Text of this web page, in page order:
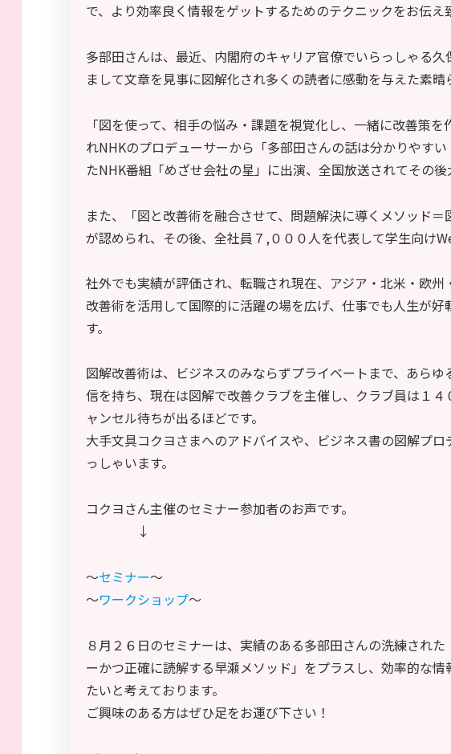
で、より効率良く情報をゲットするためのテクニックをお伝え
多部田さんは、最近、内閣府のキャリア官僚でいらっしゃる
まして文章を見事に図解化され多くの読者に感動を与えた素晴
「図を使って、相手の悩み・課題を視覚化し、一緒に改善策
れNHKのプロデューサーから「多部田さんの話は分かりやす
たNHK番組「めざせ会社の星」に出演、全国放送されてその後
また、「図と改善術を融合させて、問題解決に導くメソッド
が認められ、その後、全社員７,０００人を代表して学生向け
社外でも実績が評価され、転職され現在、アジア・北米・欧
改善術を活用して国際的に活躍の場を広げ、仕事でも人生が
す。
図解改善術は、ビジネスのみならずプライベートまで、あら
信を持ち、現在は図解で改善クラブを主催し、クラブ員は１
ャンセル待ちが出るほどです。
大手文具コクヨさまへのアドバイスや、ビジネス書の図解プ
っしゃいます。
コクヨさん主催のセミナー参加者のお声です。
↓
～セミナー～
～ワークショップ～
８月２６日のセミナーは、実績のある多部田さんの洗練され
ーかつ正確に読解する早瀬メソッド」をプラスし、効率的な
たいと考えております。
ご興味のある方はぜひ足をお運び下さい！